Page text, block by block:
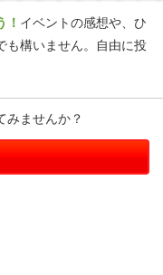
！ イベントの感想や、ひ
も構いません。自由に投
みませんか？